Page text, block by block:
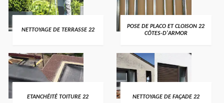
NETTOYAGE DE TERRASSE 22
POSE DE PLACO ET CLOISON 22
CÔTES-D'ARMOR
ETANCHÉITÉ TOITURE 22 NETTOYAGE DE FAÇADE 22